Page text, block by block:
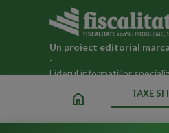
Un proiect editorial marca
-
Liderul informatiilor
home TAXE SI